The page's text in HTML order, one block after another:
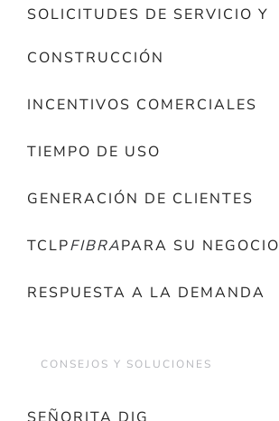
SOLICITUDES DE SERVICIO Y
CONSTRUCCIÓN
INCENTIVOS COMERCIALES
TIEMPO DE USO
GENERACIÓN DE CLIENTES
TCLPFIBRAPARA SU NEGOCIO
RESPUESTA A LA DEMANDA
CONSEJOS Y SOLUCIONES